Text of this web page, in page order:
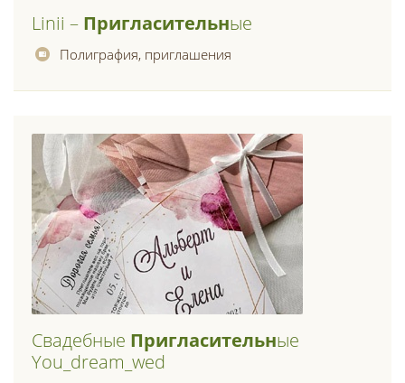
Linii – ПригласительнЫе
Полиграфия, приглашения
Свадебные ПригласительнЫе
You_dream_wed